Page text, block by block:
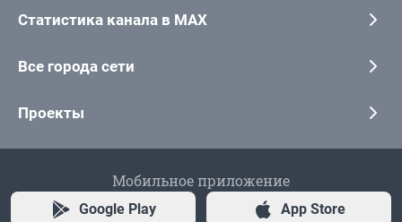
Статистика канала в MAX
Все города сети
Проекты
Мобильное приложение
Google Play App Store